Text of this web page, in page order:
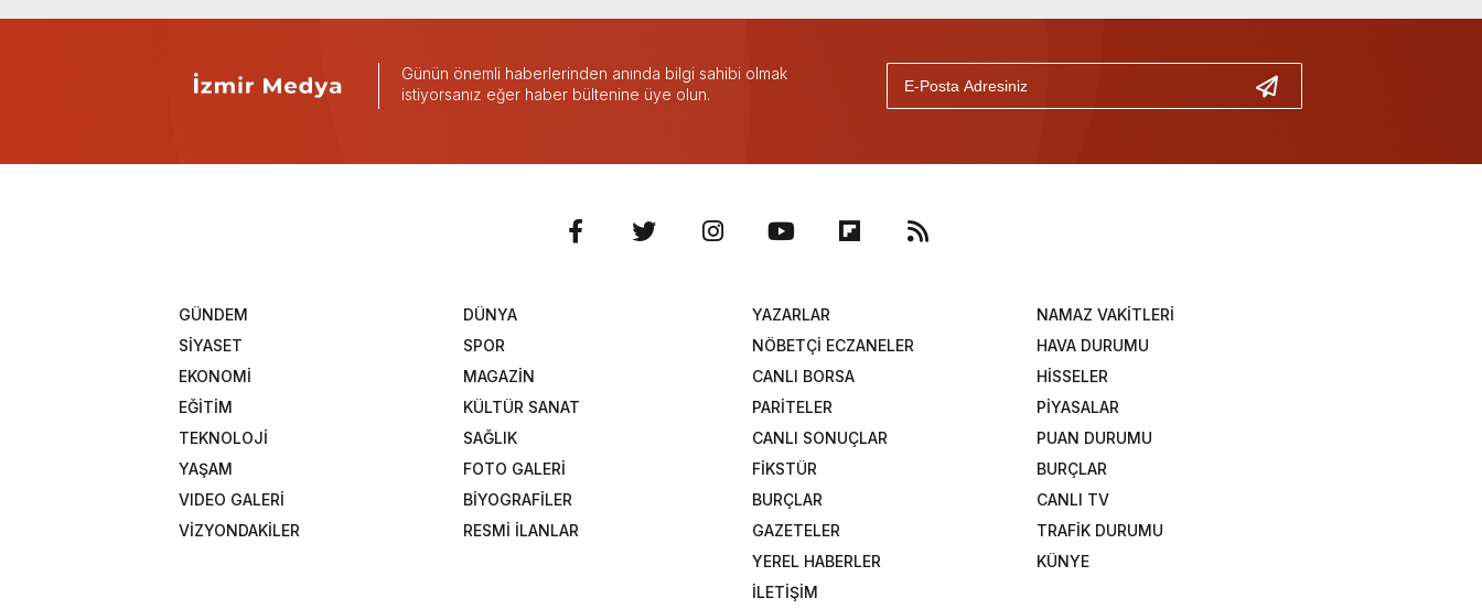
Günün önemli haberlerinden anında bilgi sahibi olmak
istiyorsanız eğer haber bültenine üye olun.
GÜNDEM
DÜNYA
SİYASET
SPOR
EKONOMİ
MAGAZİN
EĞİTİM
KÜLTÜR SANAT
TEKNOLOJİ
SAĞLIK
YAŞAM
FOTO GALERİ
VIDEO GALERİ
BİYOGRAFİLER
VİZYONDAKİLER
RESMİ İLANLAR
YAZARLAR
NAMAZ VAKİTLERİ
NÖBETÇİ ECZANELER
HAVA DURUMU
CANLI BORSA
HİSSELER
PARİTELER
PİYASALAR
CANLI SONUÇLAR
PUAN DURUMU
FİKSTÜR
BURÇLAR
BURÇLAR
CANLI TV
GAZETELER
TRAFİK DURUMU
YEREL HABERLER
KÜNYE
İLETİŞİM